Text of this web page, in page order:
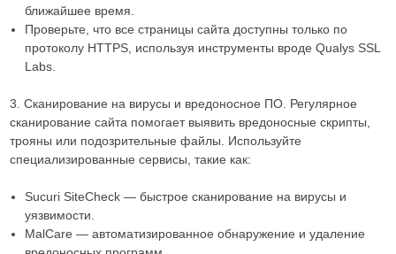
ближайшее время.
Проверьте, что все страницы сайта доступны только по
протоколу HTTPS, используя инструменты вроде Qualys SSL
Labs.
3. Сканирование на вирусы и вредоносное ПО. Регулярное
сканирование сайта помогает выявить вредоносные скрипты,
трояны или подозрительные файлы. Используйте
специализированные сервисы, такие как:
Sucuri SiteCheck — быстрое сканирование на вирусы и
уязвимости.
MalCare — автоматизированное обнаружение и удаление